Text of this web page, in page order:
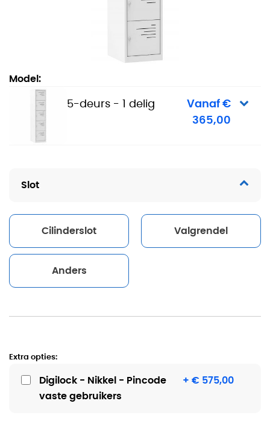
Model:
5-deurs - 1 delig
Vanaf €
365,00
Slot
Cilinderslot Valgrendel
Anders
Extra opties:
Digilock - Nikkel - Pincode
vaste gebruikers
+ € 575,00